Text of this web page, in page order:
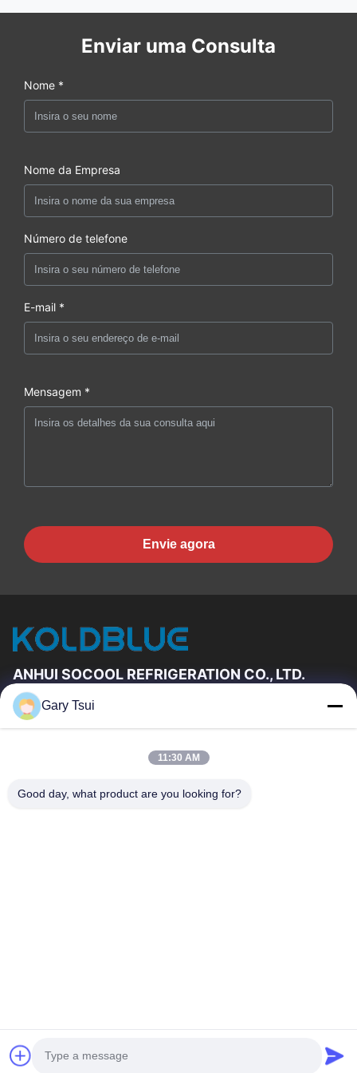
Enviar uma Consulta
Nome *
Nome da Empresa
Número de telefone
E-mail *
Mensagem *
Envie agora
ANHUI SOCOOL REFRIGERATION CO., LTD.
Relações Rápidas
Sobre Nós
Excursão Da Fábrica
Controle Da Qualidade
Gary Tsui
11:30 AM
Good day, what product are you looking for?